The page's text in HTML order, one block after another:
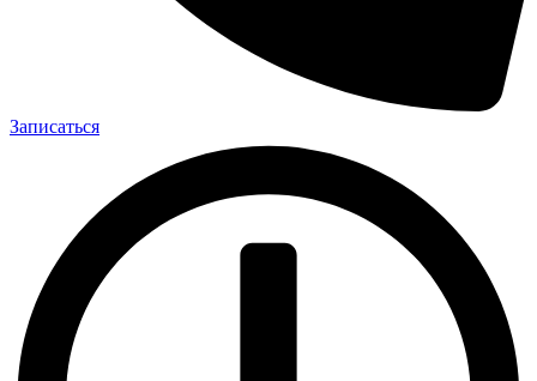
Записаться